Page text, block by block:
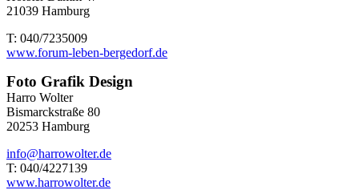
21039 Hamburg
T: 040/7235009
www.forum-leben-bergedorf.de
Foto Grafik Design
Harro Wolter
Bismarckstraße 80
20253 Hamburg
info@harrowolter.de
T: 040/4227139
www.harrowolter.de